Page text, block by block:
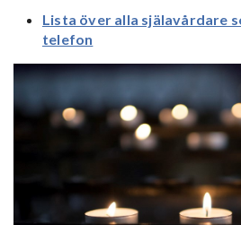
Lista över alla själavårdare
telefon